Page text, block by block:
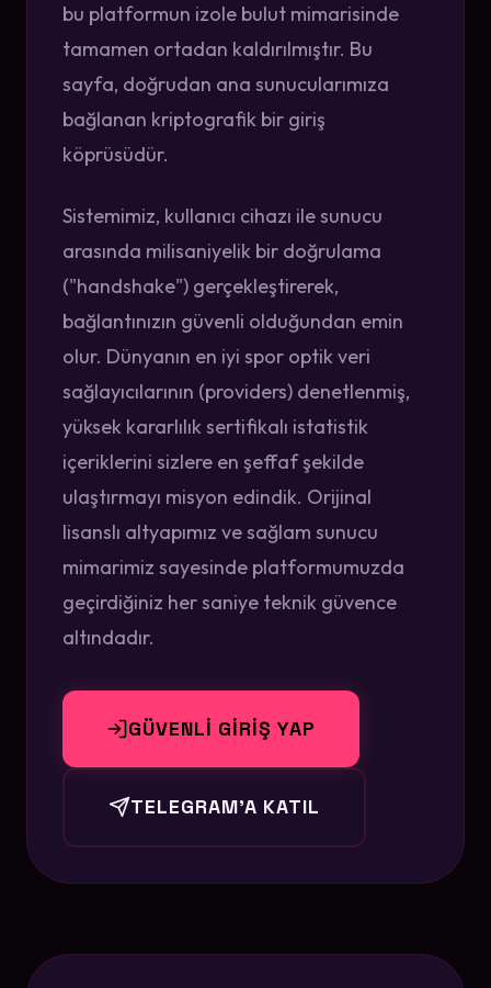
bu platformun izole bulut mimarisinde
tamamen ortadan kaldırılmıştır. Bu
sayfa, doğrudan ana sunucularımıza
bağlanan kriptografik bir giriş
köprüsüdür.
Sistemimiz, kullanıcı cihazı ile sunucu
arasında milisaniyelik bir doğrulama
("handshake") gerçekleştirerek,
bağlantınızın güvenli olduğundan emin
olur. Dünyanın en iyi spor optik veri
sağlayıcılarının (providers) denetlenmiş,
yüksek kararlılık sertifikalı istatistik
içeriklerini sizlere en şeffaf şekilde
ulaştırmayı misyon edindik. Orijinal
lisanslı altyapımız ve sağlam sunucu
mimarimiz sayesinde platformumuzda
geçirdiğiniz her saniye teknik güvence
altındadır.
GÜVENLİ GİRİŞ YAP
TELEGRAM'A KATIL